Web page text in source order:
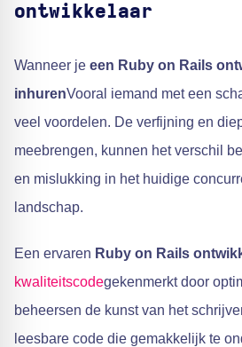
ontwikkelaar
Wanneer je een Ruby on Rails
inhurenVooral iemand met een
veel voordelen. De verfijning en
meebrengen, kunnen het verschil
en mislukking in het huidige
landschap.
Een ervaren Ruby on Rails
kwaliteitscodegekenmerkt door
beheersen de kunst van het
leesbare code die gemakkelijk te